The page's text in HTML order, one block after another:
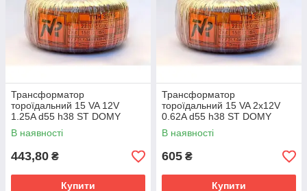
Трансформатор
тороїдальний 15 VA 12V
1.25A d55 h38 ST DOMY
В наявності
443,80 ₴
Купити
Трансформатор
тороїдальний 15 VA 2x12V
0.62A d55 h38 ST DOMY
В наявності
605 ₴
Купити